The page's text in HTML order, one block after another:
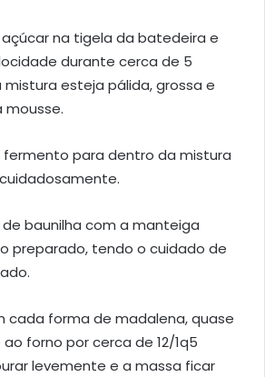
na tigela da batedeira e
durante cerca de 5
esteja pálida, grossa e
fermento para dentro da mistura
baunilha com a manteiga
preparado, tendo o cuidado de
cada forma de madalena, quase
forno por cerca de 12/1q5
levemente e a massa ficar